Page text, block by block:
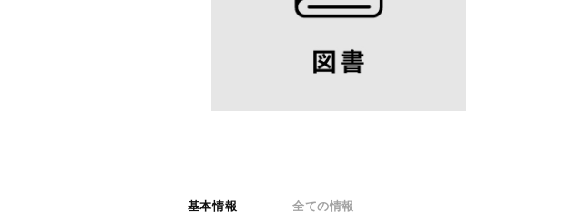
基本情報 全ての情報